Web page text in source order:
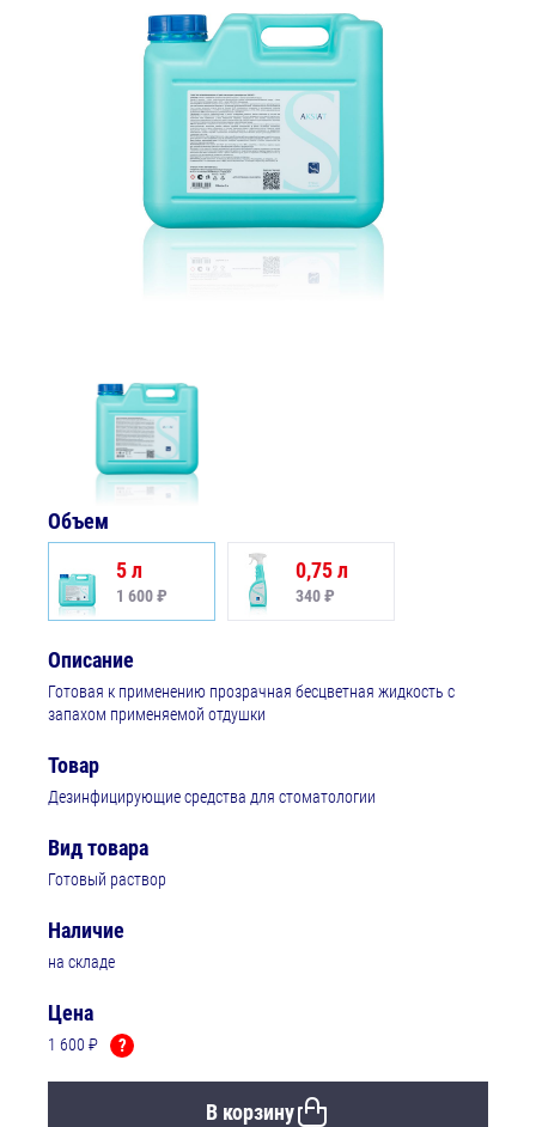
Объем
5 л
1 600 ₽
0,75 л
340 ₽
Описание
Готовая к применению прозрачная бесцветная жидкость с
запахом применяемой отдушки
Товар
Дезинфицирующие средства для стоматологии
Вид товара
Готовый раствор
Наличие
на складе
Цена
1 600 ₽ ?
В корзину